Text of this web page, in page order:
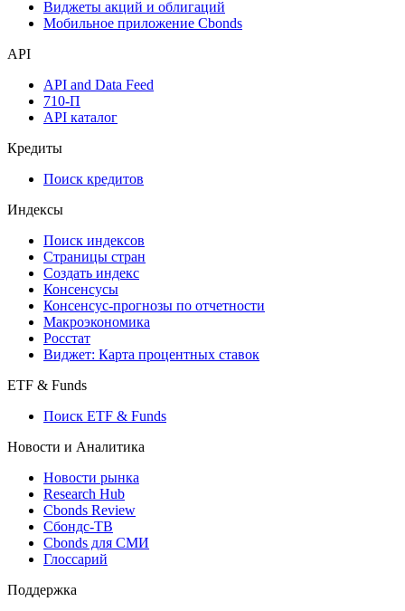
Виджеты акций и облигаций
Мобильное приложение Cbonds
API
API and Data Feed
710-П
API каталог
Кредиты
Поиск кредитов
Индексы
Поиск индексов
Страницы стран
Создать индекс
Консенсусы
Консенсус-прогнозы по отчетности
Макроэкономика
Росстат
Виджет: Карта процентных ставок
ETF & Funds
Поиск ETF & Funds
Новости и Аналитика
Новости рынка
Research Hub
Cbonds Review
Сбондс-ТВ
Cbonds для СМИ
Глоссарий
Поддержка